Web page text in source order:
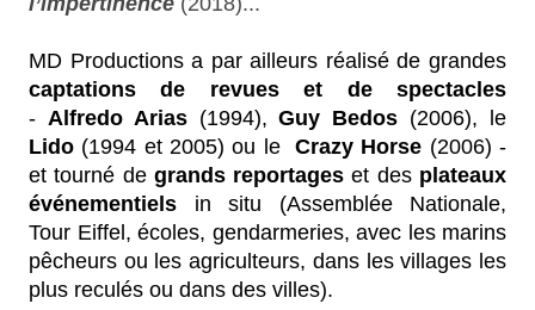
MD Productions a par ailleurs réalisé de grandes
captations de revues et de spectacles
- Alfredo Arias(1994),Guy Bedos (2006), le
Lido (1994 et 2005) ou leCrazy Horse (2006) -
et tourné de grands reportages et des plateaux
événementiels in situ (Assemblée Nationale,
Tour Eiffel, écoles, gendarmeries, avec les marins
pêcheurs ou les agriculteurs, dans les villages les
plus reculés ou dans des villes).